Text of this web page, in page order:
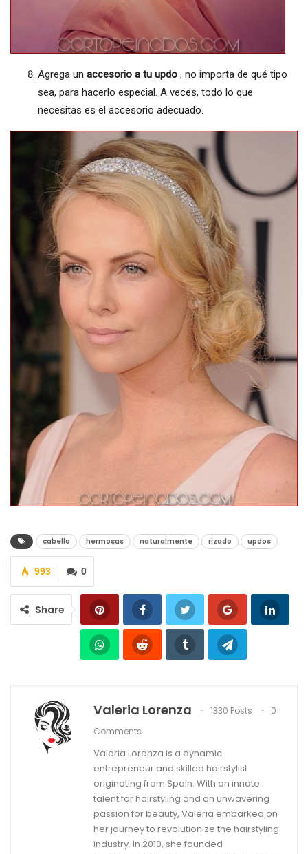
Agrega un accesorio a tu updo , no importa de qué tipo
sea, para hacerlo especial. A veces, todo lo que
necesitas es el accesorio adecuado.
cabello hermosas naturalmente rizado updos
0
993
Share
Valeria Lorenza 1330 Posts
0
Comments
Valeria Lorenza is a dynamic
entrepreneur and skilled hairstylist
originating from Spain. With an innate
talent for hairstyling and an unwavering
passion for beauty, Valeria embarked on
her journey to revolutionize the hairstyling
industry. In 2010, she founded